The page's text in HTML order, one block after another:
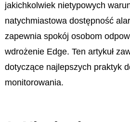
jakichkolwiek nietypowych
natychmiastowa dostępność
zapewnia spokój osobom
wdrożenie Edge. Ten artykuł
dotyczące najlepszych praktyk
monitorowania.